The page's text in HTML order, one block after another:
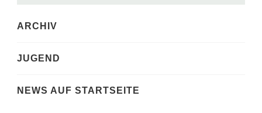
ARCHIV
JUGEND
NEWS AUF STARTSEITE